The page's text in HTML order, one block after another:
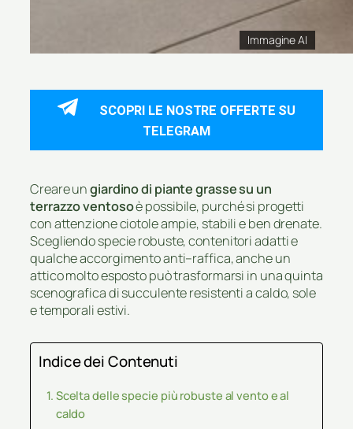
Immagine AI
SCOPRI LE NOSTRE OFFERTE SU
TELEGRAM
Creare ungiardino di piante grasse su un
terrazzo ventosoè possibile, purché si progetti
con attenzione ciotole ampie, stabili e ben drenate.
Scegliendo specie robuste, contenitori adatti e
qualche accorgimento anti–raffica, anche un
attico molto esposto può trasformarsi in una quinta
scenografica di succulente resistenti a caldo, sole
e temporali estivi.
Indice dei Contenuti
Scelta delle specie più robuste al vento e al
caldo